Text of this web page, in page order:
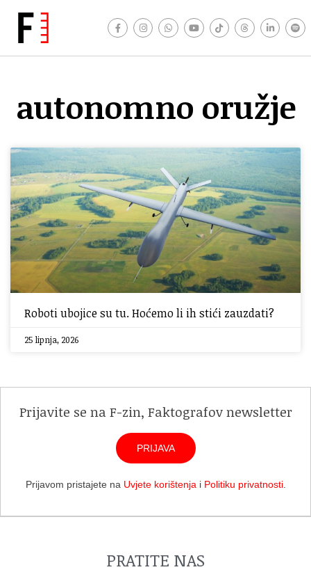
autonomno oružje
Roboti ubojice su tu. Hoćemo li ih stići zauzdati?
25 lipnja, 2026
Prijavite se na F-zin, Faktografov newsletter
PRIJAVA
Prijavom pristajete na Uvjete korištenja i Politiku privatnosti.
PRATITE NAS